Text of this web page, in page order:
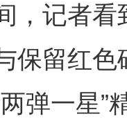
，记者
保留红
弹一星”